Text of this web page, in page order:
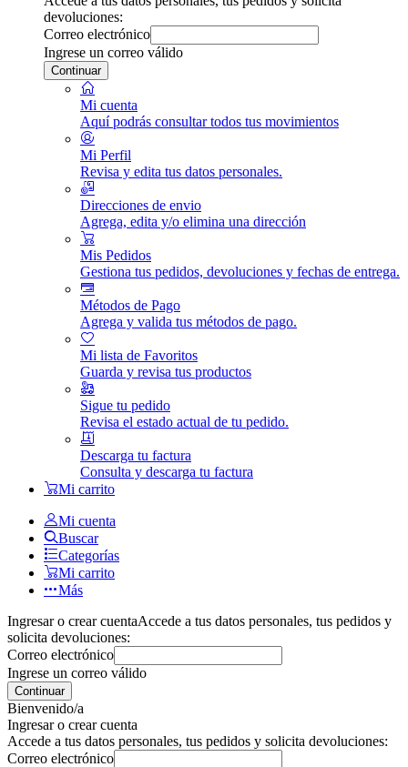
devoluciones:
Correo electrónico
Ingrese un correo válido
Continuar
Mi cuenta
Aquí podrás consultar todos tus movimientos
Mi Perfil
Revisa y edita tus datos personales.
Direcciones de envio
Agrega, edita y/o elimina una dirección
Mis Pedidos
Gestiona tus pedidos, devoluciones y fechas de entrega.
Métodos de Pago
Agrega y valida tus métodos de pago.
Mi lista de Favoritos
Guarda y revisa tus productos
Sigue tu pedido
Revisa el estado actual de tu pedido.
Descarga tu factura
Consulta y descarga tu factura
Mi carrito
Mi cuenta
Buscar
Categorías
Mi carrito
Más
Ingresar o crear cuentaAccede a tus datos personales, tus pedidos y
solicita devoluciones:
Correo electrónico
Ingrese un correo válido
Continuar
Bienvenido/a
Ingresar o crear cuenta
Accede a tus datos personales, tus pedidos y solicita devoluciones:
Correo electrónico